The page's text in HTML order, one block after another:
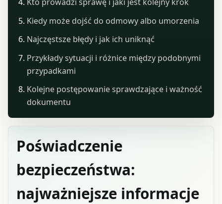
Poświadczenie
bezpieczeństwa:
najważniejsze informacje
Kiedy może dojść do odmowy albo umorzenia
Najczęstsze błędy i jak ich uniknąć
Przykłady sytuacji i różnice między podobnymi
przypadkami
Kolejne postępowanie sprawdzające i ważność
dokumentu